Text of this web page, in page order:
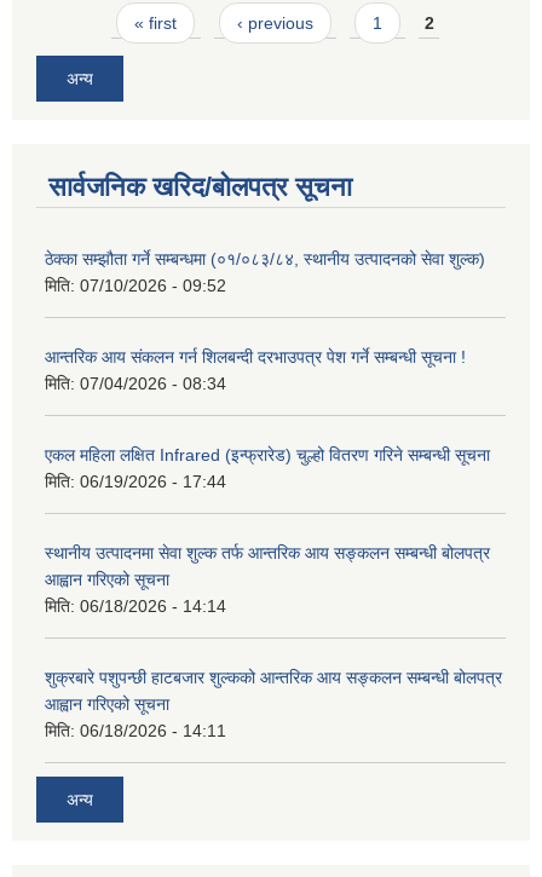
Pages« first ‹ previous 1 2
अन्य
सार्वजनिक खरिद/बोलपत्र सूचना
ठेक्का सम्झौता गर्ने सम्बन्धमा (०१/०८३/८४, स्थानीय उत्पादनको सेवा शुल्क)
मिति: 07/10/2026 - 09:52
आन्तरिक आय संकलन गर्न शिलबन्दी दरभाउपत्र पेश गर्ने सम्बन्धी सूचना !
मिति: 07/04/2026 - 08:34
एकल महिला लक्षित Infrared (इन्फ्रारेड) चुल्हो वितरण गरिने सम्बन्धी सूचना
मिति: 06/19/2026 - 17:44
स्थानीय उत्पादनमा सेवा शुल्क तर्फ आन्तरिक आय सङ्कलन सम्बन्धी बोलपत्र
आह्वान गरिएको सूचना
मिति: 06/18/2026 - 14:14
शुक्रबारे पशुपन्छी हाटबजार शुल्कको आन्तरिक आय सङ्कलन सम्बन्धी बोलपत्र
आह्वान गरिएको सूचना
मिति: 06/18/2026 - 14:11
अन्य